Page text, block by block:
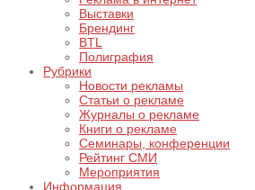
Выставки
Брендинг
BTL
Полиграфия
Рубрики
Новости рекламы
Статьи о рекламе
Журналы о рекламе
Книги о рекламе
Семинары, конференции
Рейтинг СМИ
Мероприятия
Информация